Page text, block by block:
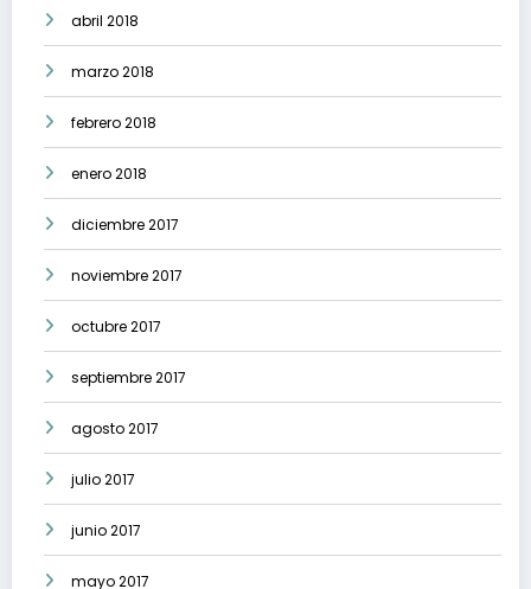
abril 2018
marzo 2018
febrero 2018
enero 2018
diciembre 2017
noviembre 2017
octubre 2017
septiembre 2017
agosto 2017
julio 2017
junio 2017
mayo 2017